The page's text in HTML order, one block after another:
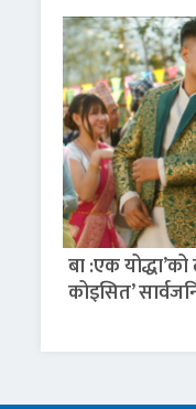
बा :एक
कोइसित’